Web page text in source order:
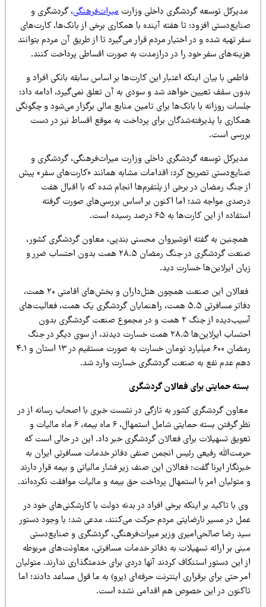
توسعه گردشگری داخلی وزارتمیراث‌فرهنگی، گردشگری و
افزود: تا هفته آینده با همکاری برخی از بانک‌ها، کارت‌های
تهیه شده و در اختیار مردم قرار می‌گیرد تا از طریق آن مردم بتوانند
سفر خود را در درازمدت به صورت اقساطی پرداخت کنند.
با بیان اینکه اعتبار این کارت‌ها بر اساس سابقه بانکی افراد و
سقف تعیین خواهد شد و سودی به آن تعلق نمی‌گیرد، ادامه داد:
روزانه با بانک‌ها برای تامین منابع مالی برگزار می‌شود و چگونگی
با پذیرفته‌شدگان برای پرداخت به موقع اقساط نیز در دست
است.
توسعه گردشگری داخلی وزارت میراث‌فرهنگی، گردشگری و
تصریح کرد: اقدامات مشابه همانند «کارت‌های سفر» پیش
جنگ رمضان در برخی از پلتفرم‌ها انجام شده که با اقبال هفت
مواجه شد؛ اما اکنون بر اساس بررسی‌های صورت گرفته
از این کارت‌ها به ۶۵ درصد رسیده است.
به گفته انوشیروان محسنی بندپی، معاون گردشگری کشور،
صنعت گردشگری در جنگ رمضان ۲۸.۵ همت بدون احتساب ضرر و
ایرلاین‌ها خسارت دید.
فعالان این صنعت همچون هتل‌داران و بخش‌های اقامتی ۲۰ همت،
دفاتر مسافرتی ۵.۵ همت، راهنمایان گردشگری یک همت، فعالیت‌های
آسیب‌دیده از جنگ ۲ همت و در مجموع صنعت گردشگری بدون
احتساب ایرلاین‌ها ۲۸.۵ همت خسارت دیدند، از سوی دیگر در جنگ
رمضان ۶۰۰ میلیارد تومان خسارت به صورت مستقیم در ۱۳ استان و ۴.۱
عدم نفع به صنعت گردشگری خسارت وارد شد.
حمایتی برای فعالان گردشگری
گردشگری کشور به تازگی در نشست خبری با اصحاب رسانه از در
نظر گرفتن بسته حمایتی شامل استمهال، ۶ ماه بیمه، ۶ ماه مالیات و
تسهیلات برای فعالان گردشگری خبر داد. این در حالی است که
رفیعی رئیس انجمن صنفی دفاتر خدمات مسافرتی ایران به
ایرنا گفت: فعالان این صنف زیر فشار مالیاتی و بیمه قرار دارند
متولیان امر با استمهال پرداخت حق بیمه و مالیات موافقت نکرده‌اند.
با تاکید بر اینکه برخی افراد در بدنه دولت با کارشکنی‌های خود در
در مسیر نارضایتی مردم حرکت می‌کنند، مدعی شد: با وجود دستور
رضا صالحی‌امیری وزیر میراث‌فرهنگی، گردشگری و صنایع‌دستی
بر ارائه تسهیلات به دفاتر خدمات مسافرتی، معاونت‌های مربوطه
این دستور استنکاف کردند آنها دردی برای خدمتگذاری ندارند. متولیان
حتی برای برقراری اینترنت حرفه‌ای (پرو) به ما قول مساعد دادند؛ اما
در این خصوص هم اقدامی نشده است.